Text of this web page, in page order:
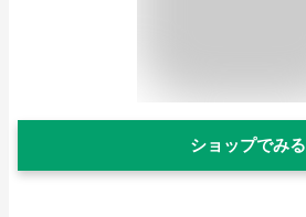
ショップでみる